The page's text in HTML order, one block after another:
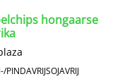
hongaarse
PINDAVRIJSOJAVRIJ